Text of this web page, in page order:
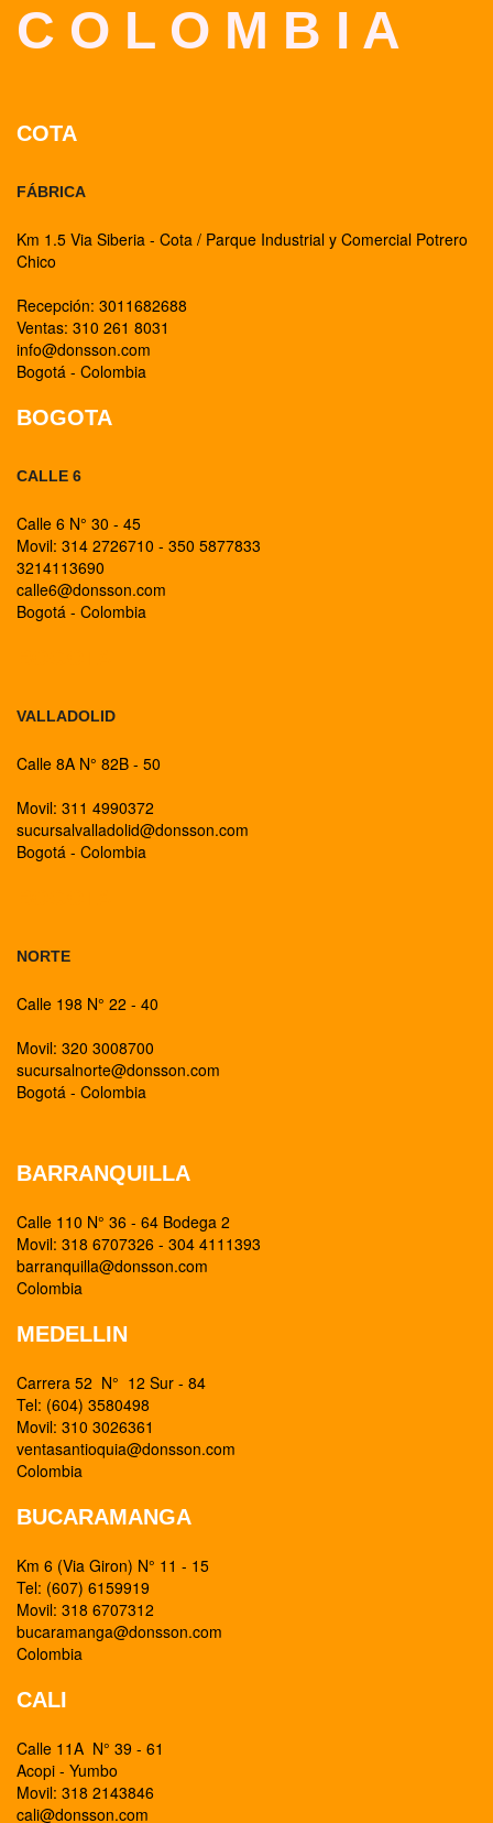
C O L O M B I A
COTA
FÁBRICA
Km 1.5 Via Siberia - Cota / Parque Industrial y Comercial Potrero
Chico
Recepción: 3011682688
Ventas: 310 261 8031
info@donsson.com
Bogotá - Colombia
BOGOTA
CALLE 6
Calle 6 N° 30 - 45
Movil: 314 2726710 - 350 5877833
3214113690
calle6@donsson.com
Bogotá - Colombia
VALLADOLID
Calle 8A N° 82B - 50
Movil: 311 4990372
sucursalvalladolid@donsson.com
Bogotá - Colombia
NORTE
Calle 198 N° 22 - 40
Movil: 320 3008700
sucursalnorte@donsson.com
Bogotá - Colombia
BARRANQUILLA
Calle 110 N° 36 - 64 Bodega 2
Movil: 318 6707326 - 304 4111393
barranquilla@donsson.com
Colombia
MEDELLIN
Carrera 52 N° 12 Sur - 84
Tel: (604) 3580498
Movil: 310 3026361
ventasantioquia@donsson.com
Colombia
BUCARAMANGA
Km 6 (Via Giron) N° 11 - 15
Tel: (607) 6159919
Movil: 318 6707312
bucaramanga@donsson.com
Colombia
CALI
Calle 11A N° 39 - 61
Acopi - Yumbo
Movil: 318 2143846
cali@donsson.com